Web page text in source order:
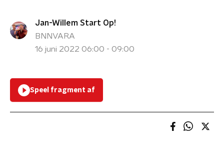
Jan-Willem Start Op!
BNNVARA
16 juni 2022 06:00 - 09:00
Speel fragment af